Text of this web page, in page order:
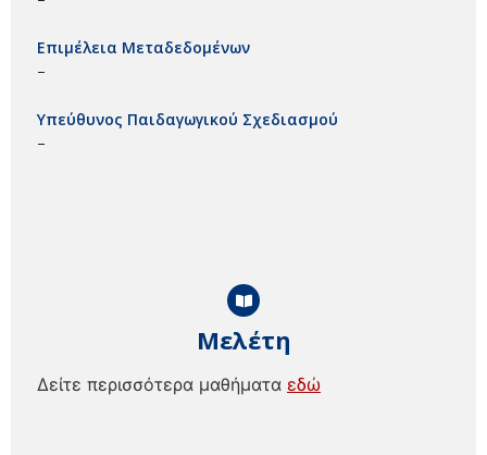
Μελέτη
Δείτε περισσότερα μαθήματα εδώ
Επιμέλεια Μεταδεδομένων
–
Υπεύθυνος Παιδαγωγικού Σχεδιασμού
–